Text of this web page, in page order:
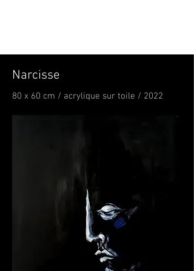
Narcisse
80 x 60 cm / acrylique sur toile / 2022